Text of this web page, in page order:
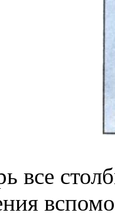
все